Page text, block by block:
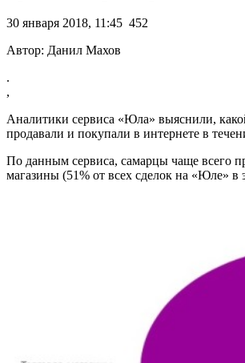
30 января 2018, 11:45 452
Автор: Данил Махов
.
,
Аналитики сервиса «Юла» выяснили,
продавали и покупали в интернете в
По данным сервиса, самарцы чаще всего
магазины (51% от всех сделок на «Юле» в